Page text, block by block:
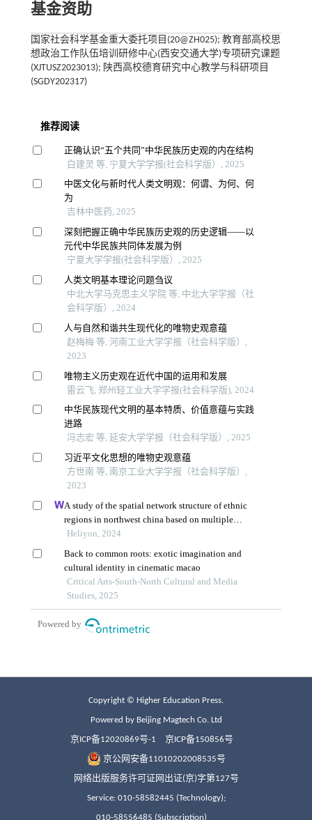
基金资助
国家社会科学基金重大委托项目(20@ZH025); 教育部高校思
想政治工作队伍培训研修中心(西安交通大学)专项研究课题
(XJTUSZ2023013); 陕西高校德育研究中心教学与科研项目
(SGDY202317)
Copyright © Higher Education Press.
Powered by Beijing Magtech Co. Ltd
京ICP备12020869号-1 京ICP备150856号
京公网安备11010202008535号
网络出版服务许可证网出证(京)字第127号
Service: 010-58582445 (Technology);
010-58556485 (Subscription)